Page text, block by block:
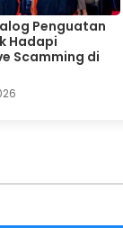
Penguatan
Hadapi
Scamming di